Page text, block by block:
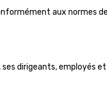
aux normes
dirigeants,